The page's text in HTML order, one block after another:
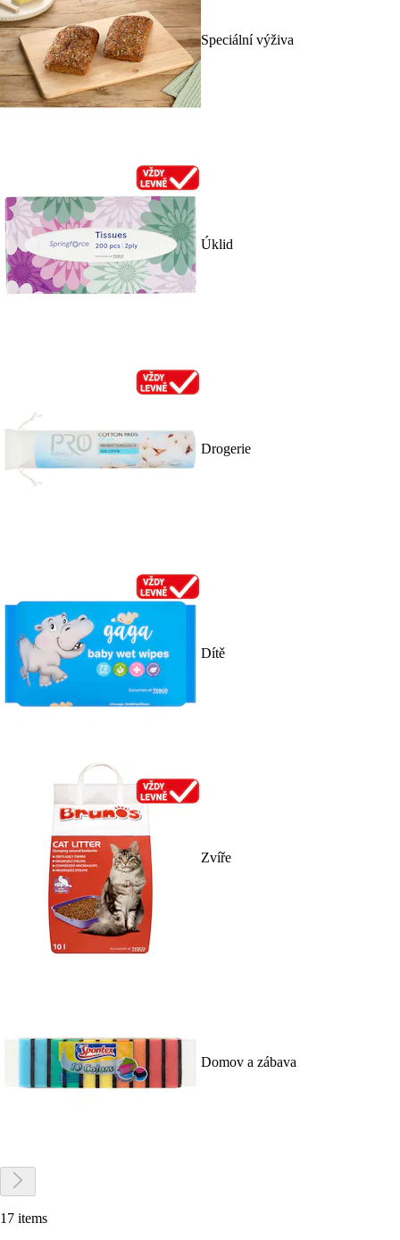
Speciální výživa
Úklid
Drogerie
Dítě
Zvíře
Domov a zábava
17 items